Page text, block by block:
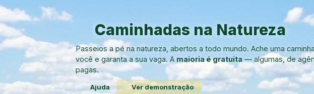
Caminhadas na Natureza
Passeios a pé na natureza, abertos a todo mundo. Ache uma
você e garanta a sua vaga. A maioria é gratuita— algumas, de
pagas.
Ajuda Ver demonstração